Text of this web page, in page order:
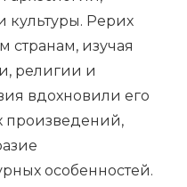
культуры. Рерих
странам, изучая
религии и
вдохновили его
произведений,
особенностей.